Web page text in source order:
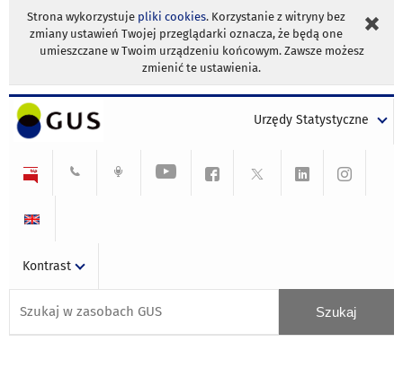
Strona wykorzystuje pliki cookies. Korzystanie z witryny bez
zmiany ustawień Twojej przeglądarki oznacza, że będą one
umieszczane w Twoim urządzeniu końcowym. Zawsze możesz
zmienić te ustawienia.
Urzędy Statystyczne
Kontrast